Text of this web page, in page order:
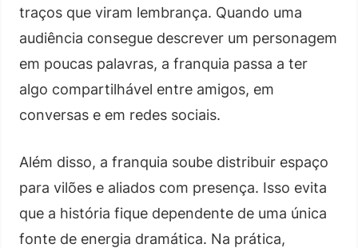
traços que viram lembrança. Quando uma
audiência consegue descrever um personagem
em poucas palavras, a franquia passa a ter
algo compartilhável entre amigos, em
conversas e em redes sociais.
Além disso, a franquia soube distribuir espaço
para vilões e aliados com presença. Isso evita
que a história fique dependente de uma única
fonte de energia dramática. Na prática,